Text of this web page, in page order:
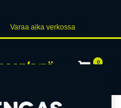
Varaa aika verk​​​​ossa
0